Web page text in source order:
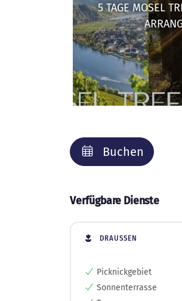
5 TAGE MOSEL
Buchen
Verfügbare Dienste
DRAUSSEN
Picknickgebiet
Sonnenterrasse